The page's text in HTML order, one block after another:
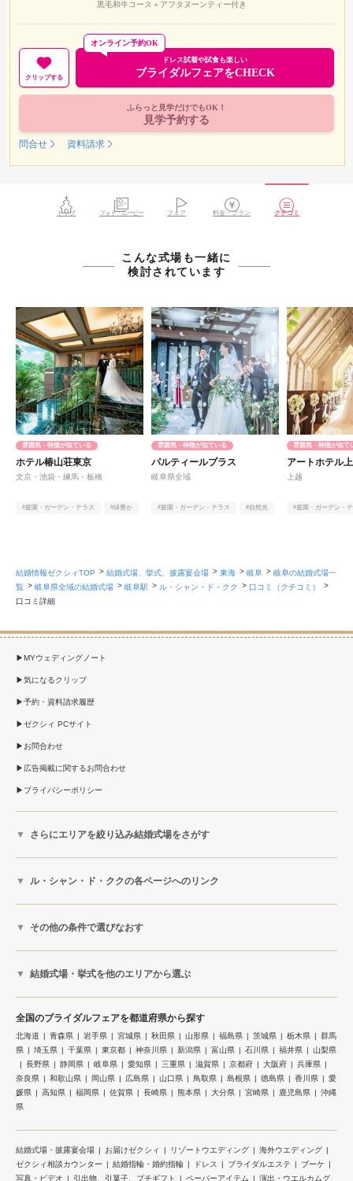
黒毛和牛コース＋アフタヌーンティー付き
クリップする
ドレス試着や試食も楽しい
ブライダルフェアをCHECK
オンライン予約OK
ふらっと見学だけでもOK！
見学予約する
問合せ 資料請求
トップ フォト・ムービー フェア 料金・プラン クチコミ
こんな式場も一緒に
検討されています
雰囲気・特徴が似ている
ホテル椿山荘東京
文京・池袋・練馬・板橋
#庭園・ガーデン・テラス
#緑豊か
雰囲気・特徴が似ている
パルティールプラス
岐阜県全域
#庭園・ガーデン・テラス
#自然光
雰囲気・特徴が似て
アートホテル
上越
#庭園・ガーデン・
結婚情報ゼクシィTOP 結婚式場、挙式、披露宴会場 東海 岐阜
岐阜の結婚式場一
覧
岐阜県全域の結婚式場 岐阜駅 ル・シャン・ド・クク
口コミ（クチコミ）
口コミ詳細
MYウェディングノート
気になるクリップ
予約・資料請求履歴
ゼクシィ PCサイト
お問合わせ
広告掲載に関するお問合わせ
プライバシーポリシー
さらにエリアを絞り込み結婚式場をさがす
ル・シャン・ド・ククの各ページへのリンク
その他の条件で選びなおす
結婚式場・挙式を他のエリアから選ぶ
全国のブライダルフェアを都道府県から探す
北海道 青森県 岩手県 宮城県 秋田県 山形県 福島県 茨城県 栃木県
群馬
県
埼玉県 千葉県 東京都 神奈川県 新潟県 富山県 石川県 福井県
山梨県
長野県
静岡県 岐阜県 愛知県 三重県 滋賀県 京都府 大阪府
兵庫県
奈良県
和歌山県 岡山県 広島県 山口県 鳥取県 島根県 徳島県 香川県
愛
媛県
高知県 福岡県 佐賀県 長崎県 熊本県 大分県 宮崎県 鹿児島県
沖縄
県
結婚式場・披露宴会場 お届けゼクシィ リゾートウエディング
海外ウエディング
ゼクシィ相談カウンター
結婚指輪・婚約指輪 ドレス ブライダルエステ
ブーケ
写真・ビデオ
引出物、引菓子、プチギフト ペーパーアイテム 演出・ウエルカムグ